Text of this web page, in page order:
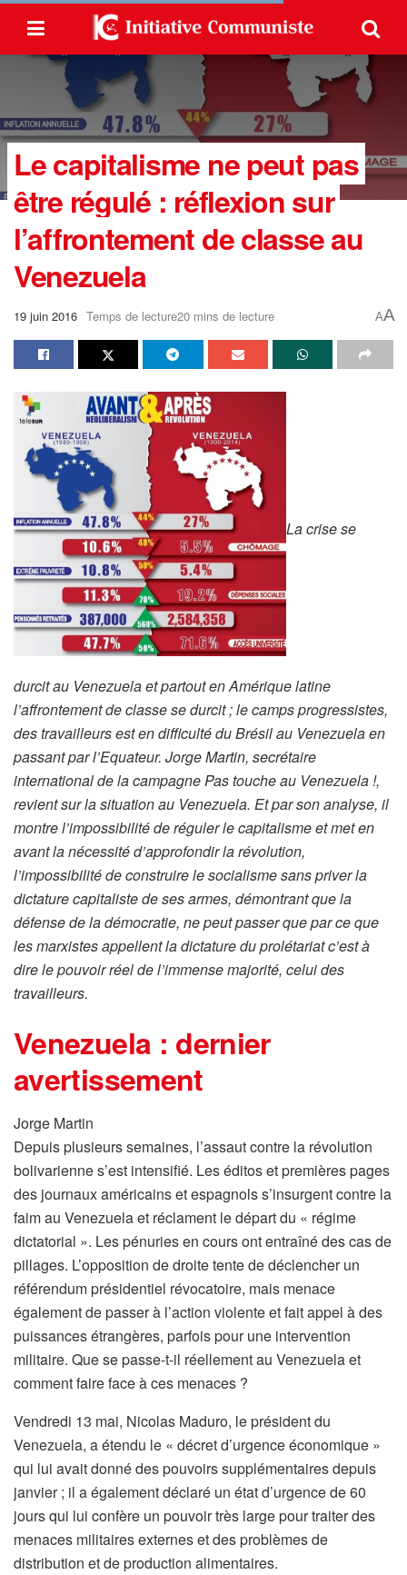
Le capitalisme ne peut pas
être régulé : réflexion sur
l’affrontement de classe au
Venezuela
19 juin 2016 Temps de lecture20 mins de lecture AA
La crise se
durcit au Venezuela et partout en Amérique latine
l’affrontement de classe se durcit ; le camps progressistes,
des travailleurs est en difficulté du Brésil au Venezuela en
passant par l’Equateur. Jorge Martin, secrétaire
international de la campagne Pas touche au Venezuela !,
revient sur la situation au Venezuela. Et par son analyse, il
montre l’impossibilité de réguler le capitalisme et met en
avant la nécessité d’approfondir la révolution,
l’impossibilité de construire le socialisme sans priver la
dictature capitaliste de ses armes, démontrant que la
défense de la démocratie, ne peut passer que par ce que
les marxistes appellent la dictature du prolétariat c’est à
dire le pouvoir réel de l’immense majorité, celui des
travailleurs.
Venezuela : dernier
avertissement
Jorge Martin
Depuis plusieurs semaines, l’assaut contre la révolution
bolivarienne s’est intensifié. Les éditos et premières pages
des journaux américains et espagnols s’insurgent contre la
faim au Venezuela et réclament le départ du « régime
dictatorial ». Les pénuries en cours ont entraîné des cas de
pillages. L’opposition de droite tente de déclencher un
référendum présidentiel révocatoire, mais menace
également de passer à l’action violente et fait appel à des
puissances étrangères, parfois pour une intervention
militaire. Que se passe-t-il réellement au Venezuela et
comment faire face à ces menaces ?
Vendredi 13 mai, Nicolas Maduro, le président du
Venezuela, a étendu le « décret d’urgence économique »
qui lui avait donné des pouvoirs supplémentaires depuis
janvier ; il a également déclaré un état d’urgence de 60
jours qui lui confère un pouvoir très large pour traiter des
menaces militaires externes et des problèmes de
distribution et de production alimentaires.